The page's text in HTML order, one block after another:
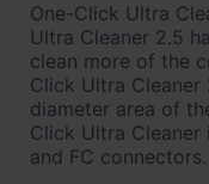
One-Click Ultra
Ultra Cleaner 2.5
clean more of the
Click Ultra
diameter area of
Click Ultra Cleaner
and FC connectors.